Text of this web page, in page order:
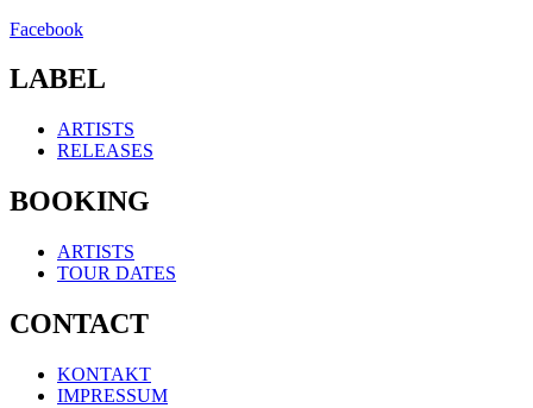
Facebook
LABEL
ARTISTS
RELEASES
BOOKING
ARTISTS
TOUR DATES
CONTACT
KONTAKT
IMPRESSUM